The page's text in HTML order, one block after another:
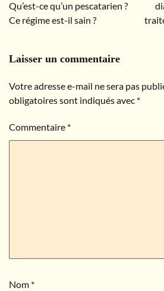
de
Qu’est-ce qu’un pescatarien ?
Ce régime est-il sain ?
Laisser un commentaire
Votre adresse e-mail ne sera pas
obligatoires sont indiqués avec *
Commentaire *
Nom *